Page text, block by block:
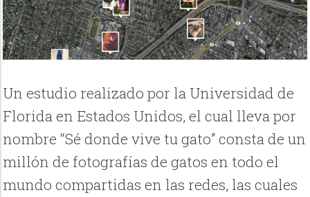
Un estudio realizado por la Universidad de
Florida en Estados Unidos, el cual lleva por
nombre “Sé donde vive tu gato” consta de un
millón de fotografías de gatos en todo el
mundo compartidas en las redes, las cuales